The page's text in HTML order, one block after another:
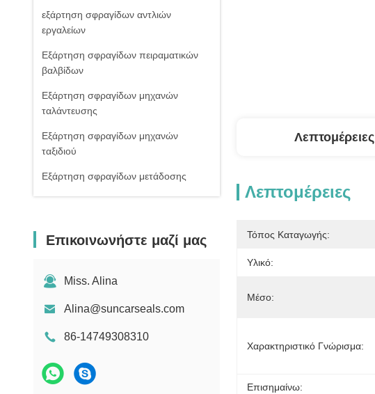
εξάρτηση σφραγίδων αντλιών
εργαλείων
Εξάρτηση σφραγίδων πειραματικών
βαλβίδων
Εξάρτηση σφραγίδων μηχανών
ταλάντευσης
Εξάρτηση σφραγίδων μηχανών
ταξιδιού
Εξάρτηση σφραγίδων μετάδοσης
Κύρια εξάρτηση σφραγίδων βαλβίδων
Επικοινωνήστε μαζί μας
Miss. Alina
Alina@suncarseals.com
86-14749308310
Λεπτομέρειες
Λεπτομέρειες
Τόπος Καταγωγής:
Υλικό:
Μέσο:
Χαρακτηριστικό Γνώρισμα:
Επισημαίνω: